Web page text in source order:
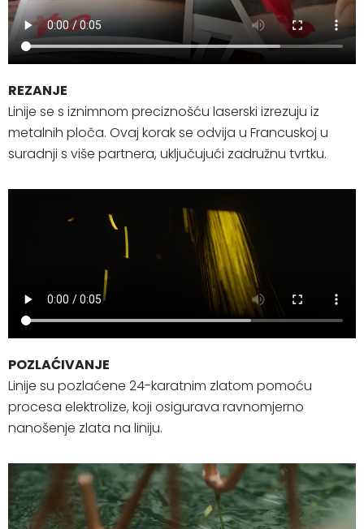
REZANJE
Linije se s iznimnom preciznošću laserski izrezuju iz
metalnih ploča. Ovaj korak se odvija u Francuskoj u
suradnji s više partnera, uključujući zadružnu tvrtku.
POZLAĆIVANJE
Linije su pozlaćene 24-karatnim zlatom pomoću
procesa elektrolize, koji osigurava ravnomjerno
nanošenje zlata na liniju.